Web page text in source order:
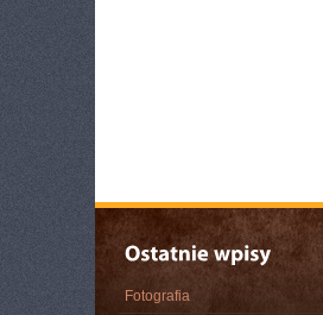
Fotografia